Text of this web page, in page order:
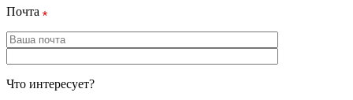
Почта
Что интересует?